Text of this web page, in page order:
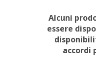
Alcuni
essere
accordi